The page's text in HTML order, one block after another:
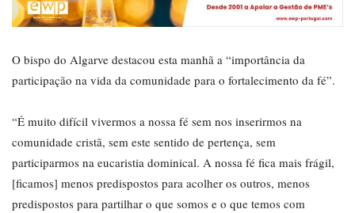
O bispo do Algarve destacou esta manhã a “importância da
participação na vida da comunidade para o fortalecimento da fé”.
“É muito difícil vivermos a nossa fé sem nos inserirmos na
comunidade cristã, sem este sentido de pertença, sem
participarmos na eucaristia dominical. A nossa fé fica mais frágil,
[ficamos] menos predispostos para acolher os outros, menos
predispostos para partilhar o que somos e o que temos com